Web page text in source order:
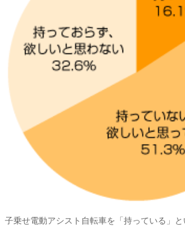
子乗せ電動アシスト自転車を「持っている」